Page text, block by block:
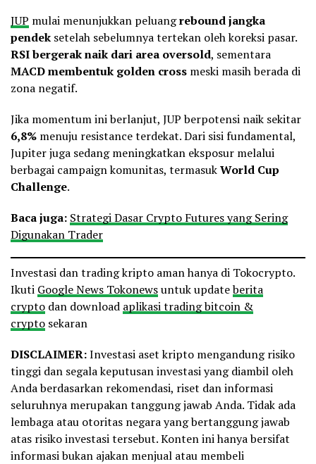
JUP mulai menunjukkan peluangrebound jangka
pendek setelah sebelumnya tertekan oleh koreksi pasar.
RSI bergerak naik dari area oversold, sementara
MACD membentuk golden cross meski masih berada di
zona negatif.
Jika momentum ini berlanjut, JUP berpotensi naik sekitar
6,8% menuju resistance terdekat. Dari sisi fundamental,
Jupiter juga sedang meningkatkan eksposur melalui
berbagai campaign komunitas, termasukWorld Cup
Challenge.
Baca juga: Strategi Dasar Crypto Futures yang Sering
Digunakan Trader
Investasi dan trading kripto aman hanya di Tokocrypto.
Ikuti Google News Tokonewsuntuk updateberita
crypto dan download aplikasi trading bitcoin &
crypto sekaran
DISCLAIMER:Investasi aset kripto mengandung risiko
tinggi dan segala keputusan investasi yang diambil oleh
Anda berdasarkan rekomendasi, riset dan informasi
seluruhnya merupakan tanggung jawab Anda. Tidak ada
lembaga atau otoritas negara yang bertanggung jawab
atas risiko investasi tersebut. Konten ini hanya bersifat
informasi bukan ajakan menjual atau membeli